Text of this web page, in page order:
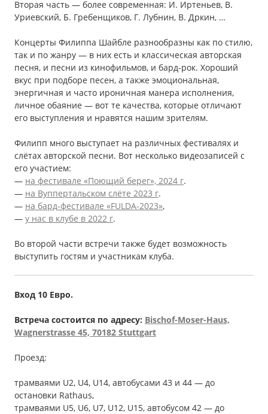
Вторая часть — более современная: И. Иртеньев, В.
Уриевский, Б. Гребенщиков, Г. Лубнин, В. Дркин, …
Концерты Филиппа Шайбле разнообразны как по стилю,
так и по жанру — в них есть и классическая авторская
песня, и песни из кинофильмов, и бард-рок. Хороший
вкус при подборе песен, а также эмоциональная,
энергичная и часто ироничная манера исполнения,
личное обаяние — вот те качества, которые отличают
его выступления и нравятся нашим зрителям.
Филипп много выступает на различных фестивалях и
слётах авторской песни. Вот несколько видеозаписей с
его участием:
— на фестивале «Поющий берег», 2024 г.
— на Вуппертальском слёте 2023 г.
— на бард-фестивале «FULDA-2023»,
— у нас в клубе в 2022 г.
Во второй части встречи также будет возможность
выступить гостям и участникам клуба.
Вход 10 Евро.
Встреча состоится по адресу: Bischof-Moser-Haus,
Wagnerstrasse 45, 70182 Stuttgart
Проезд:
трамваями U2, U4, U14, автобусами 43 и 44 — до
остановки Rathaus,
трамваями U5, U6, U7, U12, U15, автобусом 42 — до